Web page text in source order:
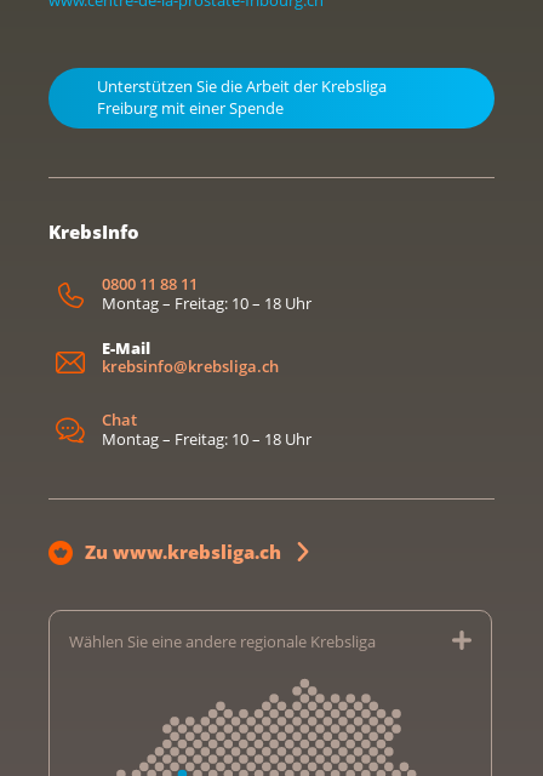
Unterstützen Sie die Arbeit der Krebsliga
Freiburg mit einer Spende
KrebsInfo
0800 11 88 11
Montag – Freitag: 10 – 18 Uhr
E-Mail
krebsinfo@krebsliga.ch
Chat
Montag – Freitag: 10 – 18 Uhr
Zu www.krebsliga.ch
Wählen Sie eine andere regionale Krebsliga